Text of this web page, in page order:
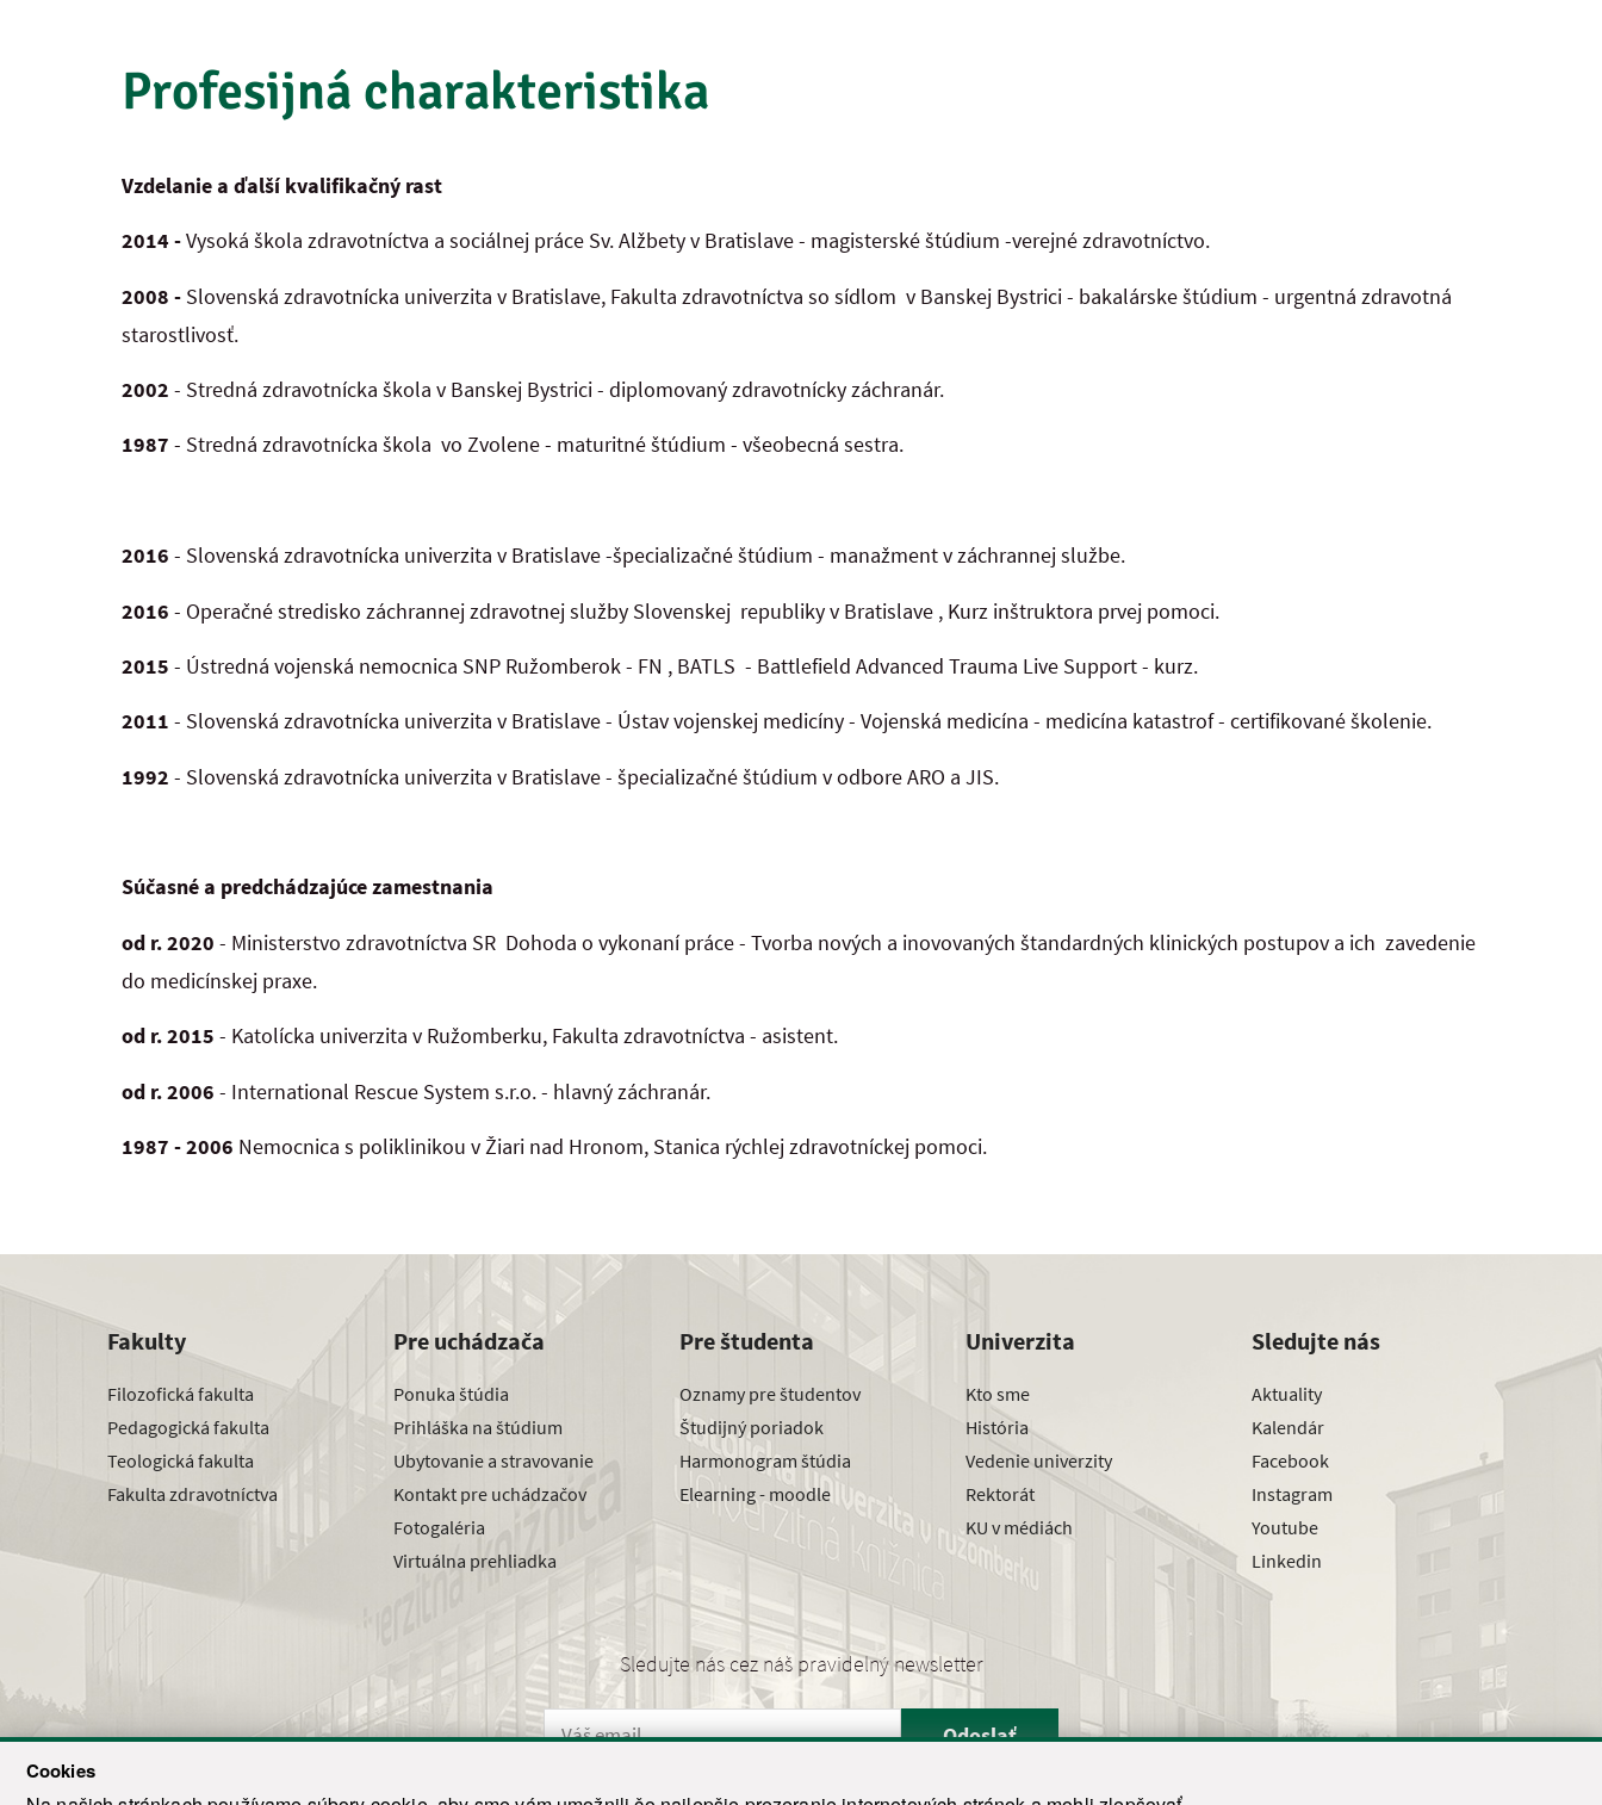
Cookies
Profesijná charakteristika
Vzdelanie a ďalší kvalifikačný rast
2014 -Vysoká škola zdravotníctva a sociálnej práce Sv. Alžbety v Bratislave - magisterské štúdium -verejné zdravotníctvo.
2008 - Slovenská zdravotnícka univerzita v Bratislave, Fakulta zdravotníctva so sídlom v Banskej Bystrici - bakalárske štúdium - urgentná zdravotná
starostlivosť.
2002 - Stredná zdravotnícka škola v Banskej Bystrici - diplomovaný zdravotnícky záchranár.
1987 - Stredná zdravotnícka škola vo Zvolene - maturitné štúdium - všeobecná sestra.
2016 - Slovenská zdravotnícka univerzita v Bratislave -špecializačné štúdium - manažment v záchrannej službe.
2016 - Operačné stredisko záchrannej zdravotnej služby Slovenskej republiky v Bratislave , Kurz inštruktora prvej pomoci.
2015 - Ústredná vojenská nemocnica SNP Ružomberok - FN , BATLS - Battlefield Advanced Trauma Live Support - kurz.
2011 - Slovenská zdravotnícka univerzita v Bratislave - Ústav vojenskej medicíny - Vojenská medicína - medicína katastrof - certifikované školenie.
1992 - Slovenská zdravotnícka univerzita v Bratislave - špecializačné štúdium v odbore ARO a JIS.
Súčasné a predchádzajúce zamestnania
od r. 2020 - Ministerstvo zdravotníctva SR Dohoda o vykonaní práce - Tvorba nových a inovovaných štandardných klinických postupov a ich zavedenie
do medicínskej praxe.
od r. 2015 - Katolícka univerzita v Ružomberku, Fakulta zdravotníctva - asistent.
od r. 2006 - International Rescue System s.r.o. - hlavný záchranár.
1987 - 2006 Nemocnica s poliklinikou v Žiari nad Hronom, Stanica rýchlej zdravotníckej pomoci.
Fakulty
Filozofická fakulta
Pedagogická fakulta
Teologická fakulta
Fakulta zdravotníctva
Pre uchádzača
Ponuka štúdia
Prihláška na štúdium
Ubytovanie a stravovanie
Kontakt pre uchádzačov
Fotogaléria
Virtuálna prehliadka
Pre študenta
Oznamy pre študentov
Študijný poriadok
Harmonogram štúdia
Elearning - moodle
Univerzita
Kto sme
História
Vedenie univerzity
Rektorát
KU v médiách
Sledujte nás
Aktuality
Kalendár
Facebook
Instagram
Youtube
Linkedin
Sledujte nás cez náš pravidelný newsletter
Odoslať